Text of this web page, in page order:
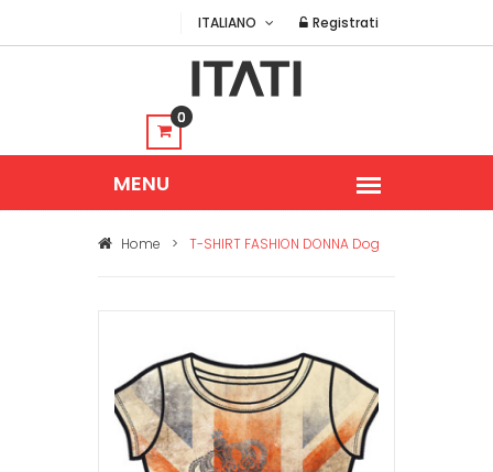
ITALIANO Registrati
0
Home > T-SHIRT FASHION DONNA Dog